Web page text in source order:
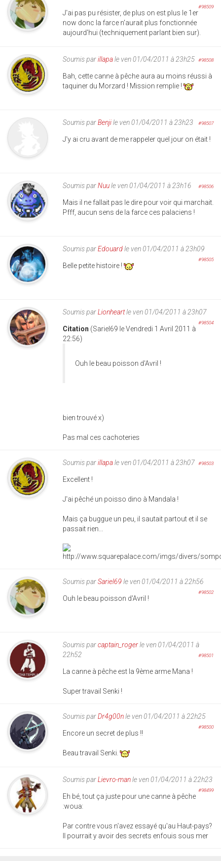
#98509
J'ai pas pu résister, de plus on est plus le 1er
now donc la farce n'aurait plus fonctionnée
aujourd'hui (techniquement parlant bien sur).
Soumis parillapale ven 01/04/2011 à 23h25 #98508
Bah, cette canne à pêche aura au moins réussi à
taquiner du Morzard ! Mission remplie !
Soumis parBenjile ven 01/04/2011 à 23h23 #98507
J'y ai cru avant de me rappeler quel jour on était !
Soumis parNuule ven 01/04/2011 à 23h16 #98506
Mais il ne fallait pas le dire pour voir qui marchait.
Pfff, aucun sens de la farce ces palaciens !
Soumis parEdouardle ven 01/04/2011 à 23h09
#98505
Belle petite histoire !
Soumis parLionheartle ven 01/04/2011 à 23h07
#98504
Citation (Sariel69 le Vendredi 1 Avril 2011 à
22:56)
Ouh le beau poisson d'Avril !
bien trouvé x)
Pas mal ces cachoteries
Soumis parillapale ven 01/04/2011 à 23h07 #98503
Excellent !
J'ai pêché un poisso dino à Mandala !
Mais ça buggue un peu, il sautait partout et il se
passait rien...
Soumis parSariel69 le ven 01/04/2011 à 22h56
#98502
Ouh le beau poisson d'Avril !
Soumis parcaptain_rogerle ven 01/04/2011 à
22h52
#98501
La canne à pêche est la 9ème arme Mana !
Super travail Senki !
Soumis parDr4g00nle ven 01/04/2011 à 22h25
#98500
Encore un secret de plus !!
Beau travail Senki.
Soumis parLievro-manle ven 01/04/2011 à 22h23
#98499
Eh bé, tout ça juste pour une canne à pêche
:woua:
Par contre vous n'avez essayé qu'au Haut-pays?
Il pourrait y avoir des secrets enfouis sous mer